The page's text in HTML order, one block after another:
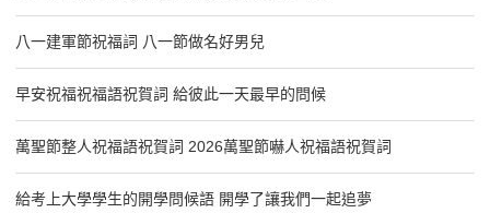
八一建軍節祝福詞 八一節做名好男兒
早安祝福祝福語祝賀詞 給彼此一天最早的問候
萬聖節整人祝福語祝賀詞 2026萬聖節嚇人祝福語祝賀詞
給考上大學學生的開學問候語 開學了讓我們一起追夢